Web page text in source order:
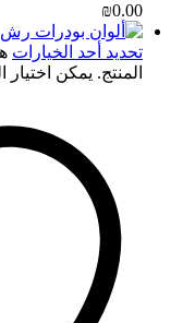
₪0.00
تحديد أحد الخيارات
المنتج. يمكن